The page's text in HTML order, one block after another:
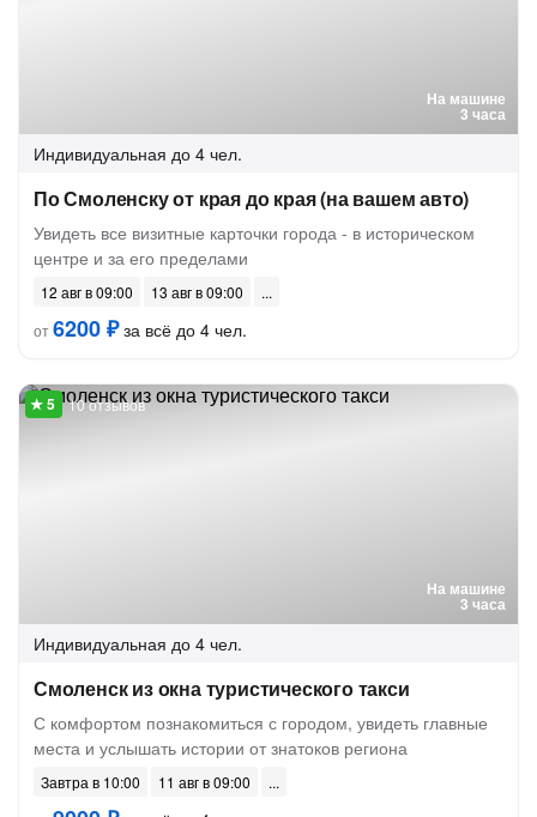
На машине
3 часа
Индивидуальная до 4 чел.
По Смоленску от края до края (на вашем авто)
Увидеть все визитные карточки города - в историческом
центре и за его пределами
12 авг в 09:00
13 авг в 09:00
от6200 ₽за всё до 4 чел.
На машине
3 часа
10 отзывов
Индивидуальная до 4 чел.
Смоленск из окна туристического такси
С комфортом познакомиться с городом, увидеть главные
места и услышать истории от знатоков региона
Завтра в 10:00
11 авг в 09:00